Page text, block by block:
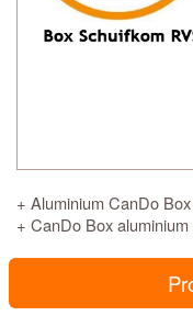
+ Aluminium CanDo
+ CanDo Box